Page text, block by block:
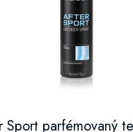
Sport parfémovaný